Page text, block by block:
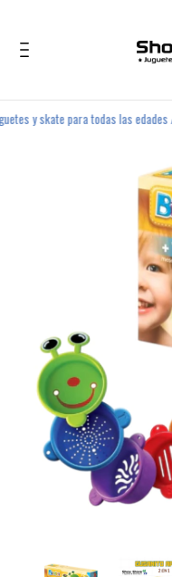
skate para todas las edades /